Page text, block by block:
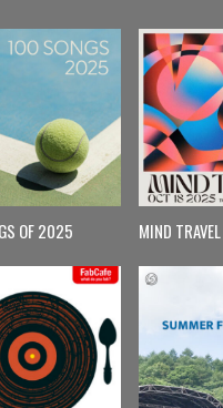
OF 2025 MIND TRAVEL